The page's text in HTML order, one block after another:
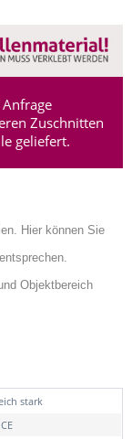
Zuschnitten
geliefert.
Hier können Sie
Objektbereich
stark